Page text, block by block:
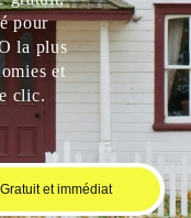
pour
la plus
et
clic.
Gratuit et immédiat